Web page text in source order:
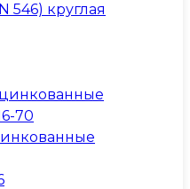
546) круглая
70